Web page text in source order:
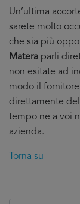
Un’ultima
sarete molto
che sia più
Matera parli
non esitate ad
modo il fornitore
direttamente
tempo ne a voi
azienda.
Torna su